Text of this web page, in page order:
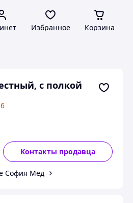
Избранное Корзина
с полкой
Контакты продавца
София Мед